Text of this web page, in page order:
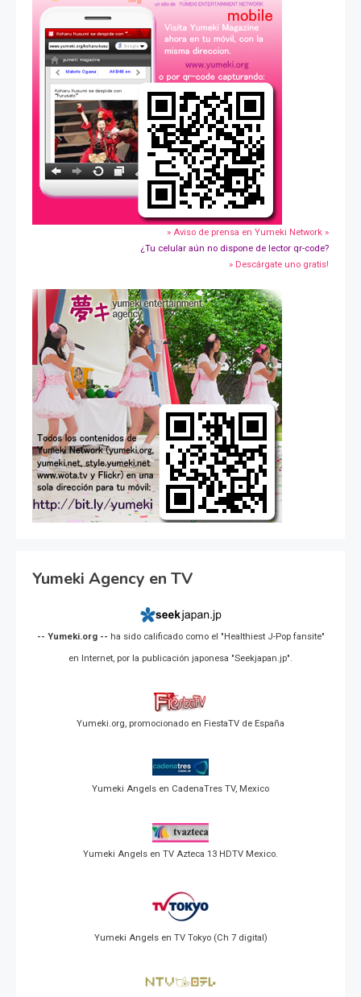
» Aviso de prensa en Yumeki Network »
¿Tu celular aún no dispone de lector qr-code?
» Descárgate uno gratis!
Yumeki Agency en TV
-- Yumeki.org -- ha sido calificado como el "Healthiest J-Pop fansite"
en Internet, por la publicación japonesa "Seekjapan.jp".
Yumeki.org, promocionado en FiestaTV de España
Yumeki Angels en CadenaTres TV, Mexico
Yumeki Angels en TV Azteca 13 HDTV Mexico.
Yumeki Angels en TV Tokyo (Ch 7 digital)